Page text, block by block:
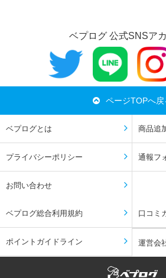
ベプログ 公式SNSア
ページTOPへ戻
ベプログとは 商品追
プライバシーポリシー 通報フ
お問い合わせ
ベプログ総合利用規約 口コミ
ポイントガイドライン 運営会